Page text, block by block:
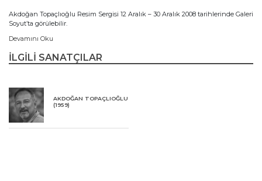
Akdoğan Topaçlıoğlu Resim Sergisi 12 Aralık – 30 Aralık 2008 tarihlerinde Galeri
Soyut’ta görülebilir.
Devamını Oku
İLGİLİ SANATÇILAR
AKDOĞAN TOPAÇLIOĞLU
(1959)